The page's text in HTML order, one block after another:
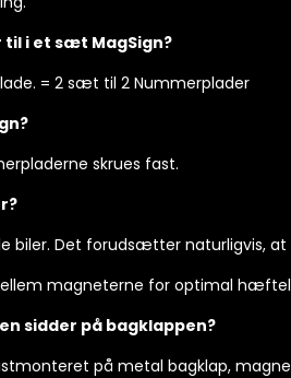
i et sæt MagSign?
= 2 sæt til 2 Nummerplader
skrues fast.
biler. Det forudsætter naturligvis,
magneterne for optimal
sidder på bagklappen?
på metal bagklap,